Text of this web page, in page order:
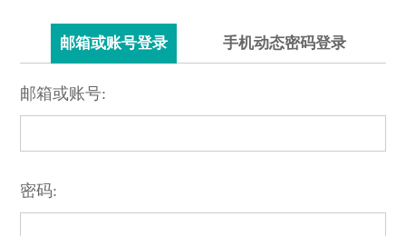
邮箱或账号登录 手机动态密码登录
邮箱或账号:
密码: